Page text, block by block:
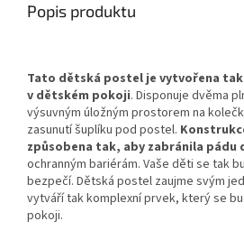
Popis produktu
Tato dětská postel je vytvořena
v dětském pokoji. Disponuje dvěma
výsuvným úložným prostorem na
zasunutí šuplíku pod postel.
způsobena tak, aby zabránila pádu
ochranným bariérám. Vaše děti se tak
bezpečí. Dětská postel zaujme svým
vytváří tak komplexní prvek, který se
pokoji.